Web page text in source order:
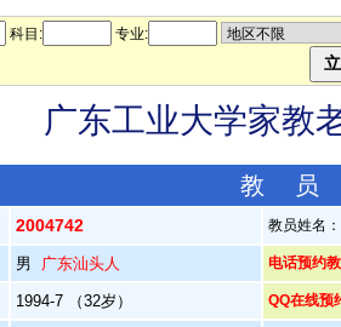
科目: 专业:
广东工业大学家教
教
2004742 教员姓名
男 广东汕头人 电话预约
1994-7 （32岁） QQ在线预